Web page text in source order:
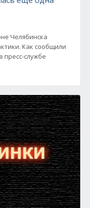
Челябинска
Как сообщили
пресс-службе